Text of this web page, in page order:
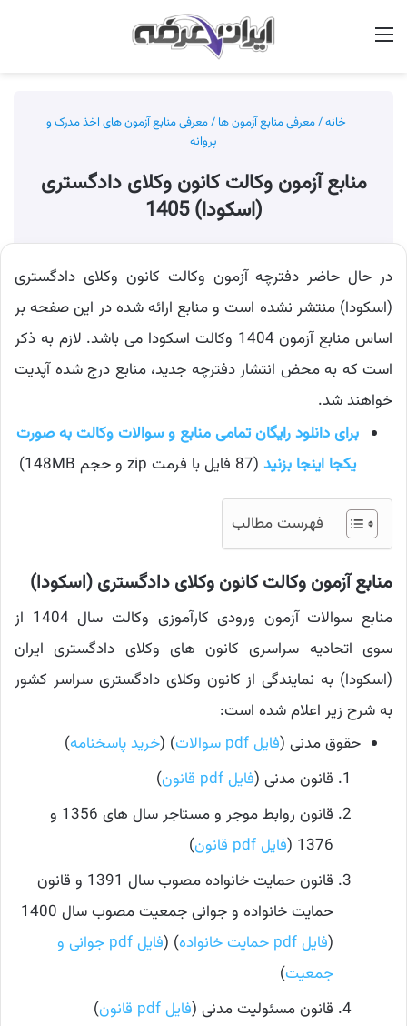
خانه/معرفی منابع آزمون ها /معرفی منابع آزمون های اخذ مدرک و
پروانه
منابع آزمون وکالت کانون وکلای دادگستری
(اسکودا) 1405
در حال حاضر دفترچه آزمون وکالت کانون وکلای دادگستری
(اسکودا) منتشر نشده است و منابع ارائه شده در این صفحه بر
اساس منابع آزمون 1404 وکالت اسکودا می باشد. لازم به ذکر
است که به محض انتشار دفترچه جدید، منابع درج شده آپدیت
خواهند شد.
برای دانلود رایگان تمامی منابع و سوالات وکالت به صورت
یکجا اینجا بزنید (87 فایل با فرمت zip و حجم 148MB)
فهرست مطالب
منابع آزمون وکالت کانون وکلای دادگستری (اسکودا)
منابع سوالات آزمون ورودی کارآموزی وکالت سال 1404 از
سوی اتحادیه سراسری کانون های وکلای دادگستری ایران
(اسکودا) به نمایندگی از کانون وکلای دادگستری سراسر کشور
به شرح زیر اعلام شده است:
حقوق مدنی (فایل pdf سوالات ) (خرید پاسخنامه)
قانون مدنی (فایل pdf قانون
)
قانون روابط موجر و مستاجر سال های 1356 و
1376 ( فایل pdf قانون
)
قانون حمایت خانواده مصوب سال 1391 و قانون
حمایت خانواده و جوانی جمعیت مصوب سال 1400
(فایل pdf حمایت خانواده ) (
فایل pdf جوانی و
جمعیت)
قانون مسئولیت مدنی (فایل pdf قانون
)